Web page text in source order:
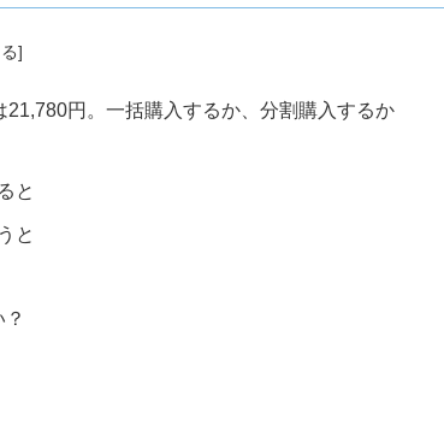
円。一括購入するか、分割購入するか
と
と